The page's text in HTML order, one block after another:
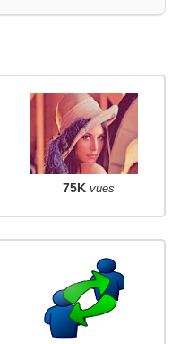
75K vues